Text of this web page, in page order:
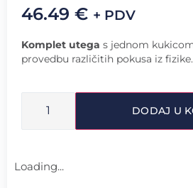
46.49 € + PDV
Komplet utega s jednom
provedbu različitih pokusa iz fizike.
DODAJ U
Loading...